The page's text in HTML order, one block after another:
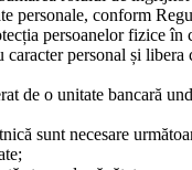
personale, conform
persoanelor fizice în
caracter personal și libera
de o unitate bancară
sunt necesare